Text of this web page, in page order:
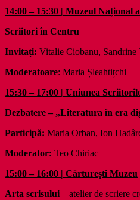
14:00 – 15:30 | Muzeul Național
Scriitori în Centru
Invitați: Vitalie Ciobanu,
Moderatoare: Maria Șleahtițchi
15:30 – 17:00 | Uniunea
Dezbatere – „Literatura în era
Participă: Maria Orban, Ion
Moderator: Teo Chiriac
15:00 – 16:00 | Cărturești Muzeu
Arta scrisului– atelier de scriere